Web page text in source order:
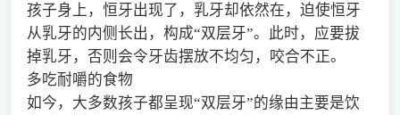
孩子身上，恒牙出现了，乳牙却依然在，迫使恒牙
从乳牙的内侧长出，构成“双层牙”。此时，应要拔
掉乳牙，否则会令牙齿摆放不均匀，咬合不正。
多吃耐嚼的食物
如今，大多数孩子都呈现“双层牙”的缘由主要是饮